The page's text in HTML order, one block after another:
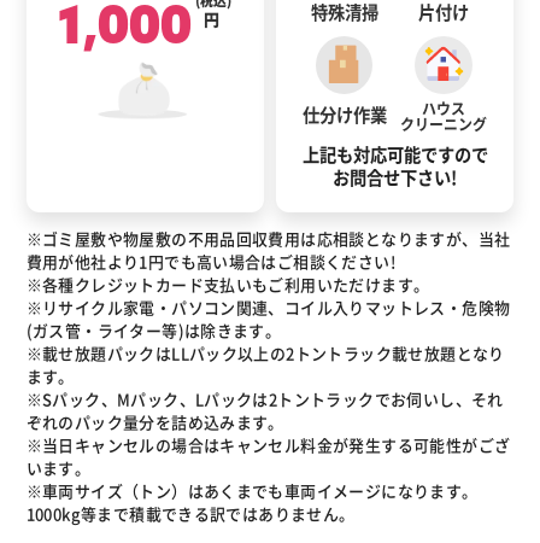
1,000 円 特殊清掃 片付け
仕分け作業 ハウス
クリーニング
上記も対応可能ですので
お問合せ下さい!
※ゴミ屋敷や物屋敷の不用品回収費用は応相談となりますが、当社
費用が他社より1円でも高い場合はご相談ください!
※各種クレジットカード支払いもご利用いただけます。
※リサイクル家電・パソコン関連、コイル入りマットレス・危険物
(ガス管・ライター等)は除きます。
※載せ放題パックはLLパック以上の2トントラック載せ放題となり
ます。
※Sパック、Mパック、Lパックは2トントラックでお伺いし、それ
ぞれのパック量分を詰め込みます。
※当日キャンセルの場合はキャンセル料金が発生する可能性がござ
います。
※車両サイズ（トン）はあくまでも車両イメージになります。
1000kg等まで積載できる訳ではありません。